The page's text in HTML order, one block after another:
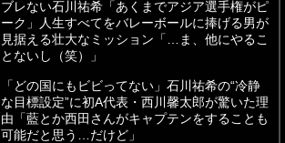
ブレない石川祐希「あくまでアジア選手権がピ
ーク」人生すべてをバレーボールに捧げる男が
見据える壮大なミッション「…ま、他にやるこ
とないし（笑）」
「どの国にもビビってない」石川祐希の“冷静
な目標設定”に初A代表・西川馨太郎が驚いた理
由「藍とか西田さんがキャプテンをすることも
可能だと思う…だけど」